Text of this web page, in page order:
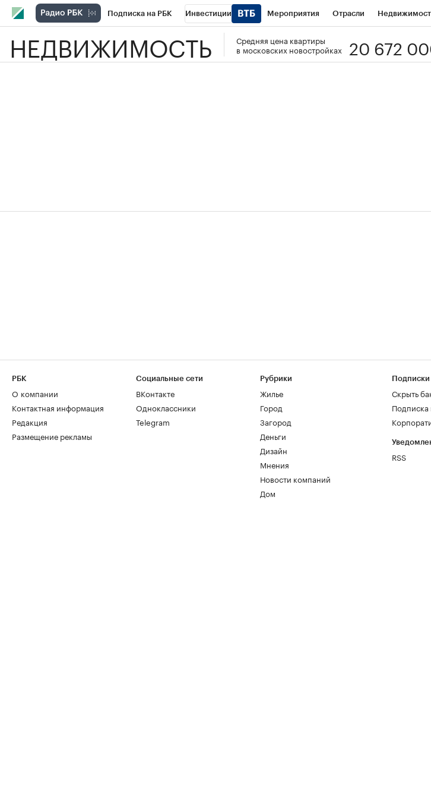
Подписка на РБК Инвестиции Мероприятия Отрасли
РБК Вино Спорт Школа управления РБК РБК Образование
НЕДВИЖИМОСТЬ
Средняя цена квартиры
в московских новостройках
20 672
РБК
О компании
Контактная информация
Редакция
Размещение рекламы
Социальные сети
ВКонтакте
Одноклассники
Telegram
Рубрики
Жилье
Город
Загород
Деньги
Дизайн
Мнения
Новости компаний
Дом
Подписки
Скрыть
Подписка
RSS